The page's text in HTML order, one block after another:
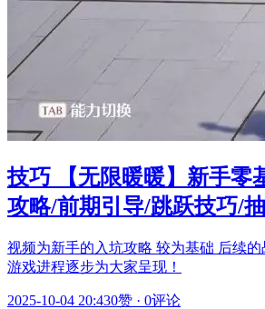
技巧 【无限暖暖】新手零
攻略/前期引导/跳跃技巧/
视频为新手的入坑攻略 较为基础 后续
游戏进程逐步为大家呈现！
2025-10-04 20:430赞 · 0评论